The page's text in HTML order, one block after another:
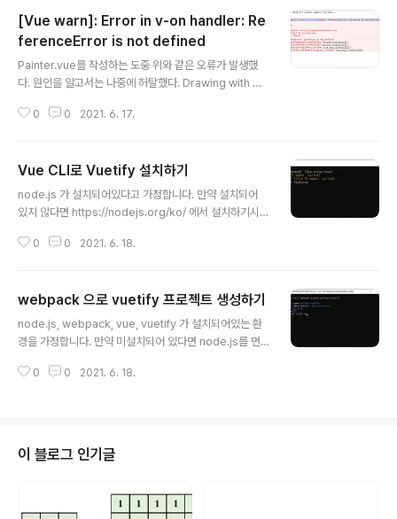
[Vue warn]: Error in v-on handler: Re
ferenceError is not defined
Painter.vue를 작성하는 도중 위와 같은 오류가 발생했
다. 원인을 알고서는 나중에 허탈했다. Drawing with mo
돌리기 캔버스 초기화 캔버스 저장하기 methods: 에서 s
g(e) { if (this.isDrawing) { this.drawLine(this.x, thi
s.y, e.offsetX, e.offsetY); this.x = 0; this.y = 0; thi
s.isDrawing = false; console.log(this.isDrawing);
0 0 2021. 6. 17.
Vue CLI로 Vuetify 설치하기
node.js 가 설치되어있다고 가정합니다. 만약 설치되어
있지 않다면 https://nodejs.org/ko/ 에서 설치하기시
npm install -g @vue/cli 프로젝트 생성 painter-vuet
선택했다. 설치가 완료되면 아래와 같은 화면이 나타난다.
dir 명령으로 디렉터리를 확인하면 아래와 같다. tree 명
령으로 확인하면 다음과 같다. Localhost 실행 아래 명령
n serve Vuetify 설치 npm 명령으로 v..
0 0 2021. 6. 18.
webpack 으로 vuetify 프로젝트 생성하기
node.js, webpack, vue, vuetify 가 설치되어있는 환
경을 가정합니다. 만약 미설치되어 있다면 node.js를 먼
성 vue init webpack-simple painter-vuetify vue i
pm install 명령을 사용하여 package.json에 설정된 종
속 라이브러리를 설치합니다. npm run dev localhost
니다. Vuetify 설치 local..
0 0 2021. 6. 18.
이 블로그 인기글